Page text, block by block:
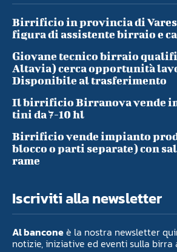
Birrificio in provincia di
figura di assistente birraio e
Giovane tecnico birraio
Altavia) cerca opportunità
Disponibile al trasferimento
Il birrificio Birranova vende
tini da 7-10 hl
Birrificio vende impianto
blocco o parti separate) con
rame
Iscriviti alla newsletter
Al banconeè la nostra newsletter
notizie, iniziative ed eventi sulla birra